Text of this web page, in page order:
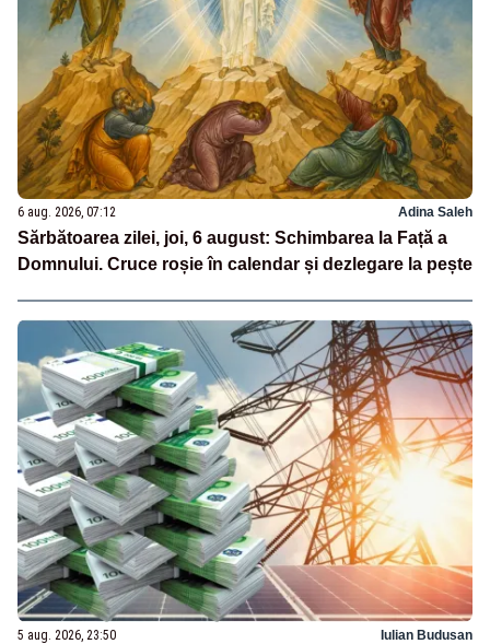
6 aug. 2026, 07:12 Adina Saleh
Sărbătoarea zilei, joi, 6 august: Schimbarea la Față a
Domnului. Cruce roșie în calendar și dezlegare la pește
5 aug. 2026, 23:50 Iulian Budusan